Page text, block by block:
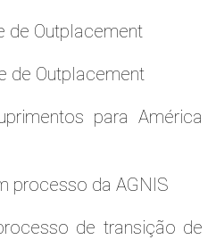
de Outplacement
de Outplacement
para América
processo da AGNIS
de transição de